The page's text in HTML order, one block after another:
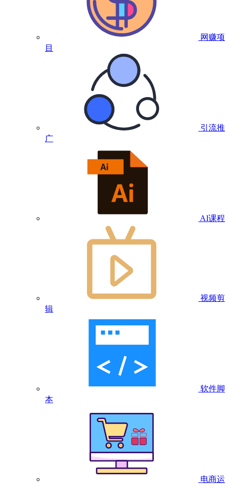
网赚项
目
引流推
广
AI课程
视频剪
辑
软件脚
本
电商运